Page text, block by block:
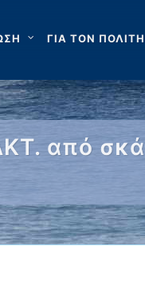
ΓΙΑ ΤΟΝ ΠΟΛΙΤΗ
από